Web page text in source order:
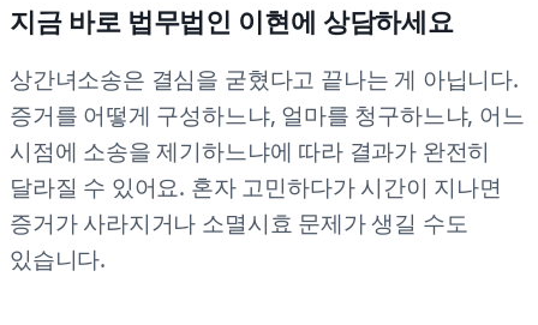
지금 바로 법무법인 이현에 상담하세요
상간녀소송은 결심을 굳혔다고 끝나는 게 아닙니다.
증거를 어떻게 구성하느냐, 얼마를 청구하느냐, 어느
시점에 소송을 제기하느냐에 따라 결과가 완전히
달라질 수 있어요. 혼자 고민하다가 시간이 지나면
증거가 사라지거나 소멸시효 문제가 생길 수도
있습니다.